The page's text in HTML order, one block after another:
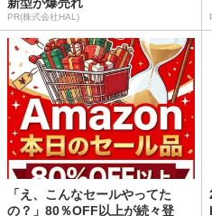
PR(株式会社HAL)
「え、こんなセールやってた
の？」80％OFF以上が続々登